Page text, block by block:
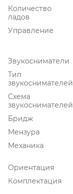
Количество
ладов
Управление
Звукосниматели
Тип
звукоснимателей
Схема
звукоснимателей
Бридж
Мензура
Механика
Ориентация
Комплектация